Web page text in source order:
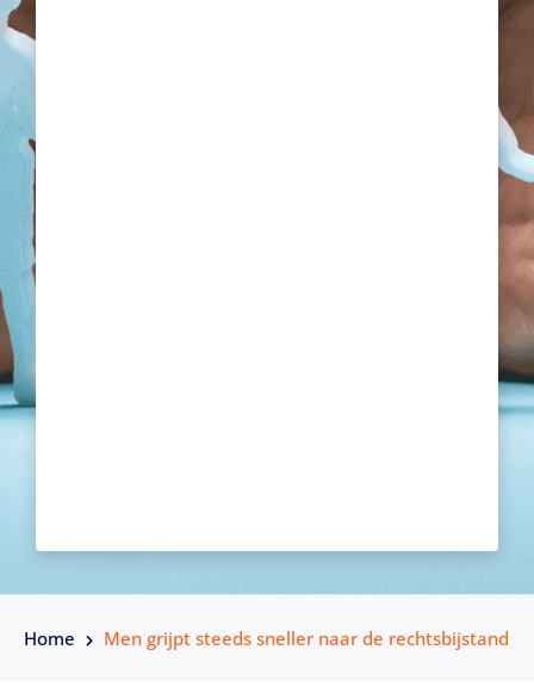
Home Men grijpt steeds sneller naar de rechtsbijstand